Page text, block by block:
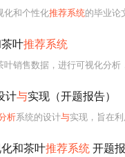
化和个性化推荐系统的毕业论文
叶推荐系统
叶销售数据，进行可视化分析
计与实现（开题报告）
析系统的设计与实现，旨在
和茶叶推荐系统 开题